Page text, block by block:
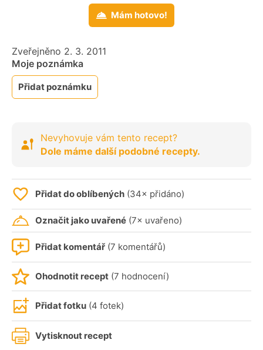
Mám hotovo!
Zveřejněno 2. 3. 2011
Moje poznámka
Přidat poznámku
Nevyhovuje vám tento recept?
Dole máme další podobné recepty.
Přidat do oblíbených (34× přidáno)
Označit jako uvařené (7× uvařeno)
Přidat komentář (7 komentářů)
Ohodnotit recept (7 hodnocení)
Přidat fotku (4 fotek)
Vytisknout recept